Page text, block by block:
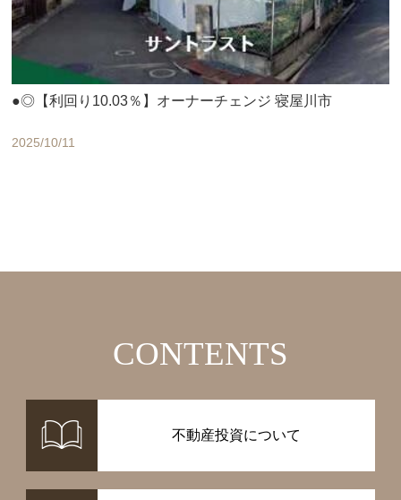
●◎【利回り10.03％】オーナーチェンジ 寝屋川市
2025/10/11
CONTENTS
不動産投資について